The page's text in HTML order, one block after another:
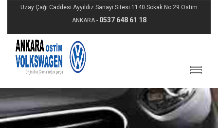
Uzay Çağı Caddesi Ayyıldız Sanayi Sitesi 1140 Sokak No:29 Ostim
ANKARA - 0537 648 61 18